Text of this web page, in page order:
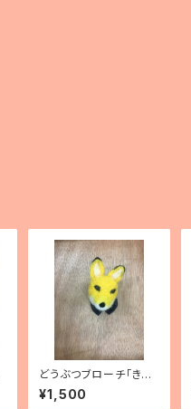
どうぶつブローチ「きつ
ね」
¥1,500